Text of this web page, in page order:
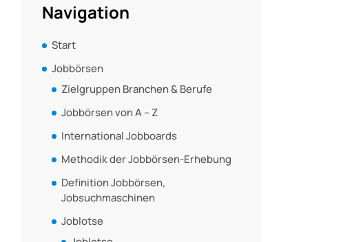
Navigation
Start
Jobbörsen
Zielgruppen Branchen & Berufe
Jobbörsen von A – Z
International Jobboards
Methodik der Jobbörsen-Erhebung
Definition Jobbörsen,
Jobsuchmaschinen
Joblotse